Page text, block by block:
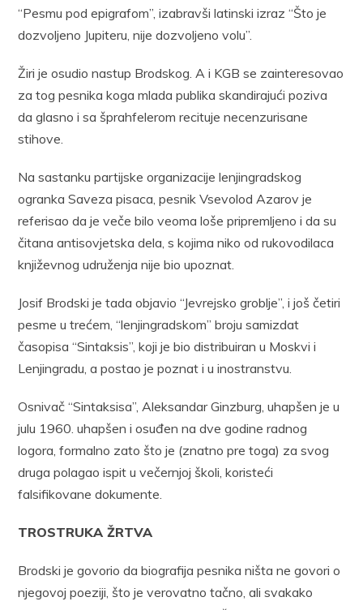
“Pesmu pod epigrafom”, izabravši latinski izraz “Što je
dozvoljeno Jupiteru, nije dozvoljeno volu”.
Žiri je osudio nastup Brodskog. A i KGB se zainteresovao
za tog pesnika koga mlada publika skandirajući poziva
da glasno i sa šprahfelerom recituje necenzurisane
stihove.
Na sastanku partijske organizacije lenjingradskog
ogranka Saveza pisaca, pesnik Vsevolod Azarov je
referisao da je veče bilo veoma loše pripremljeno i da su
čitana antisovjetska dela, s kojima niko od rukovodilaca
književnog udruženja nije bio upoznat.
Josif Brodski je tada objavio “Jevrejsko groblje”, i još četiri
pesme u trećem, “lenjingradskom” broju samizdat
časopisa “Sintaksis”, koji je bio distribuiran u Moskvi i
Lenjingradu, a postao je poznat i u inostranstvu.
Osnivač “Sintaksisa”, Aleksandar Ginzburg, uhapšen je u
julu 1960. uhapšen i osuđen na dve godine radnog
logora, formalno zato što je (znatno pre toga) za svog
druga polagao ispit u večernjoj školi, koristeći
falsifikovane dokumente.
TROSTRUKA ŽRTVA
Brodski je govorio da biografija pesnika ništa ne govori o
njegovoj poeziji, što je verovatno tačno, ali svakako